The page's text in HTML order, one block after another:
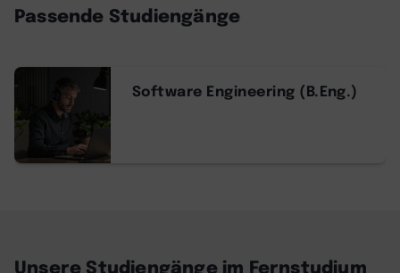
Passende Studiengänge
Software Engineering (B.Eng.)
Unsere Studiengänge im Fernstudium